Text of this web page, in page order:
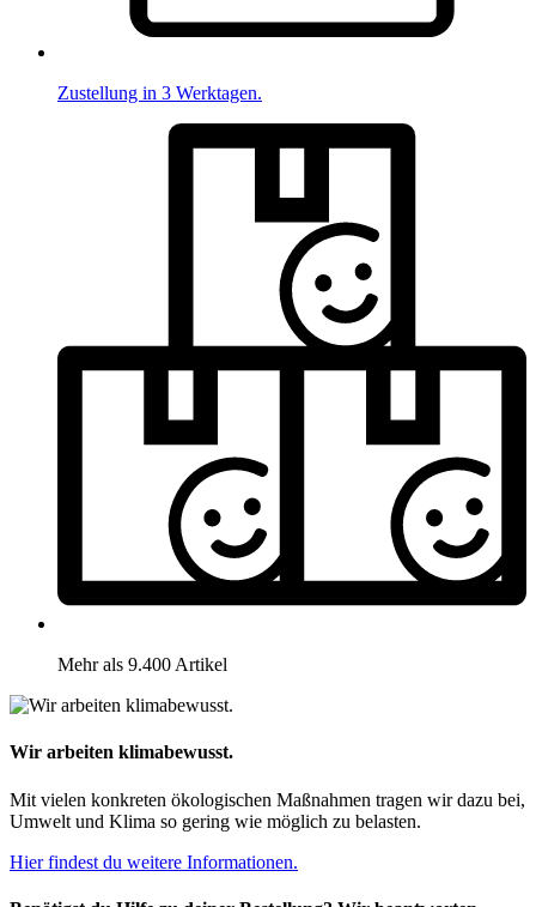
Zustellung in 3 Werktagen.
Mehr als 9.400 Artikel
Wir arbeiten klimabewusst.
Mit vielen konkreten ökologischen Maßnahmen tragen wir dazu bei,
Umwelt und Klima so gering wie möglich zu belasten.
Hier findest du weitere Informationen.